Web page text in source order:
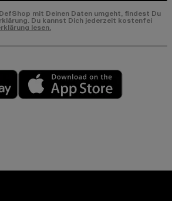
mit Deinen Daten umgeht, findest Du
Du kannst Dich jederzeit kostenfei
lesen.
Play market